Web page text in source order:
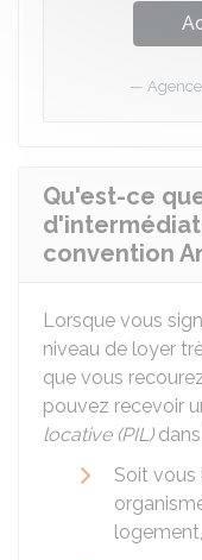
Qu'est-ce
convention
Lorsque vous
niveau de loyer
que vous
pouvez recevoir
locative (PIL)dans
Soit vous